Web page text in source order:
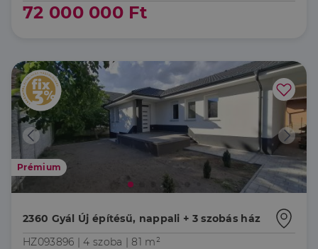
72 000 000 Ft
Prémium
2360 Gyál Új építésű, nappali + 3 szobás ház
HZ093896 |4 szoba | 81 m²